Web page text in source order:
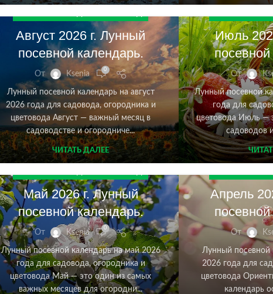
Август 2026 г. Лунный
посевной календарь.
От Ksenia 0
Лунный посевной календарь на август
2026 года для садовода, огородника и
цветовода Август — важный месяц в
садоводстве и огородниче...
ЧИТАТЬ ДАЛЕЕ
Июль
От
Лунный посевной
года для
цветовода Июль —
садоводов
Май 2026 г. Лунный
посевной календарь.
От Ksenia 0
Лунный посевной календарь на май 2026
года для садовода, огородника и
цветовода Май — это один из самых
важных месяцев для огородни...
Апрель
От
Лунный посевной
2026 года для
цветовода
календарь